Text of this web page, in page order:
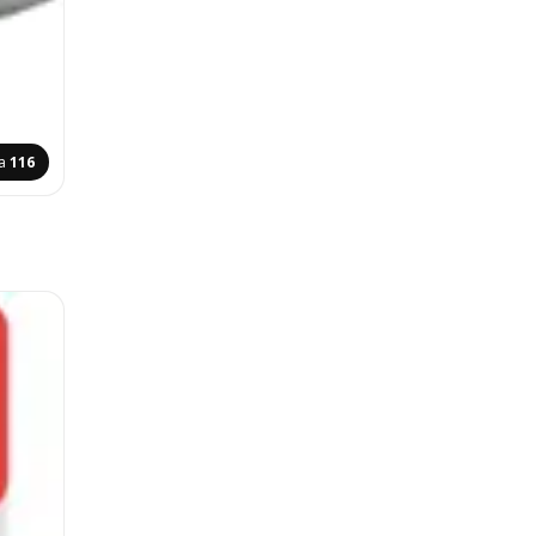
116